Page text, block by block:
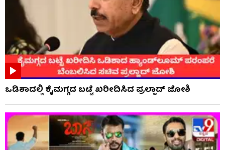
ಒಡಿಶಾದಲ್ಲಿ ಕೈಮಗ್ಗದ ಬಟ್ಟೆ ಖರೀದಿಸಿದ ಪ್ರಲ್ಹಾದ್ ಜೋಶಿ